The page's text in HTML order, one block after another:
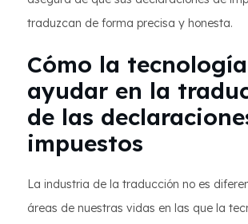
traduzcan de forma precisa y honesta.
Cómo la
ayudar en la
de las
impuestos
La industria de la traducción no es
áreas de nuestras vidas en las que la